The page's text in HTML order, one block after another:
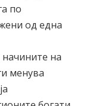
по
од една
на
менува